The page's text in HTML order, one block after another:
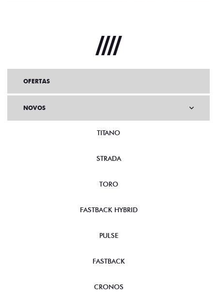
OFERTAS
NOVOS
TITANO
STRADA
TORO
FASTBACK HYBRID
PULSE
FASTBACK
CRONOS